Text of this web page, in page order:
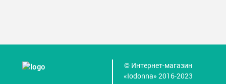
© Интернет-магазин
«Iodonna» 2016-2023